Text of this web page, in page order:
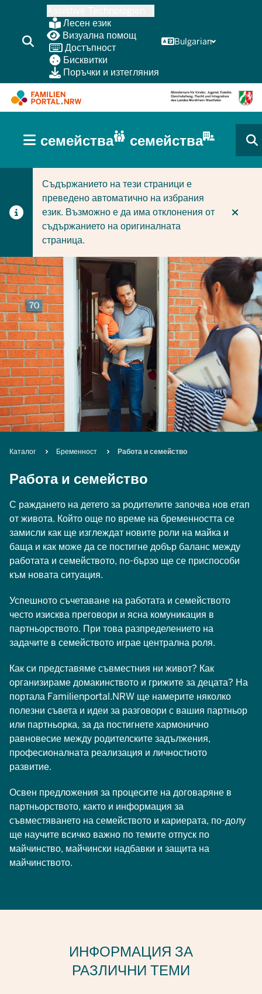
content
Лесен език
Визуална помощ
Достъпност
Бисквитки
Поръчки и изтегляния
Bulgarian
CURRENT SECTION ЗА СЕМЕЙСТВА
CURRENT SECTION ЗА ФИРМИ/ОБЩИНИ
(BÜRGERBEREICH
семейства семейства
Съдържанието на тези страници е
преведено автоматично на избрания
език. Възможно е да има отклонения от
съдържанието на оригиналната
страница.
Breadcrumb
Каталог Бременност Работа и семейство
Работа и семейство
С раждането на детето за родителите започва нов етап
от живота. Който още по време на бременността се
замисли как ще изглеждат новите роли на майка и
баща и как може да се постигне добър баланс между
работата и семейството, по-бързо ще се приспособи
към новата ситуация.
Успешното съчетаване на работата и семейството
често изисква преговори и ясна комуникация в
партньорството. При това разпределението на
задачите в семейството играе централна роля.
Как си представяме съвместния ни живот? Как
организираме домакинството и грижите за децата? На
портала Familienportal.NRW ще намерите няколко
полезни съвета и идеи за разговори с вашия партньор
или партньорка, за да постигнете хармонично
равновесие между родителските задължения,
професионалната реализация и личностното
развитие.
Освен предложения за процесите на договаряне в
партньорството, както и информация за
съвместяването на семейството и кариерата, по-долу
ще научите всичко важно по темите отпуск по
майчинство, майчински надбавки и защита на
майчинството.
ИНФОРМАЦИЯ ЗА
РАЗЛИЧНИ ТЕМИ